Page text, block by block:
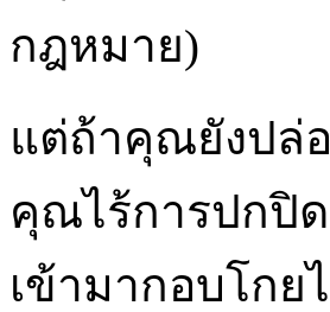
กฎหมาย)
แต่ถ้าคุณยังปล่
คุณไร้การปกปิ
เข้ามากอบโก